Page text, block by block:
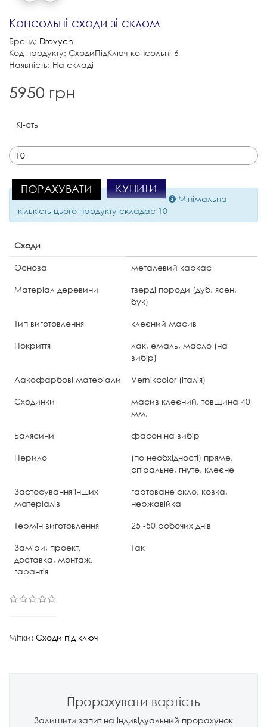
Консольні сходи зі склом
Бренд: Drevych
Код продукту: СходиПідКлюч-консольні-6
Наявність: На складі
5950 грн
Кі-сть
ПОРАХУВАТИ КУПИТИ
Мінімальна
кількість цього продукту складає 10
Сходи
Основа
металевий каркас
Матеріал деревини
тверді породи (дуб, ясен,
бук)
Тип виготовлення
клеєний масив
Покриття
лак, емаль, масло (на
вибір)
Лакофарбові матеріали
Vernikcolor (Італія)
Сходинки
масив клеєний, товщина 40
мм.
Балясини
фасон на вибір
Перило
(по необхідності) пряме,
спіральне, гнуте, клеєне
Застосування інших
матеріалів
гартоване скло, ковка,
нержавійка
Термін виготовлення
25 -50 робочих днів
Заміри, проект,
доставка, монтаж,
гарантія
Так
Мітки: Сходи під ключ
Прорахувати вартість
Залишити запит на індивідуальний прорахунок